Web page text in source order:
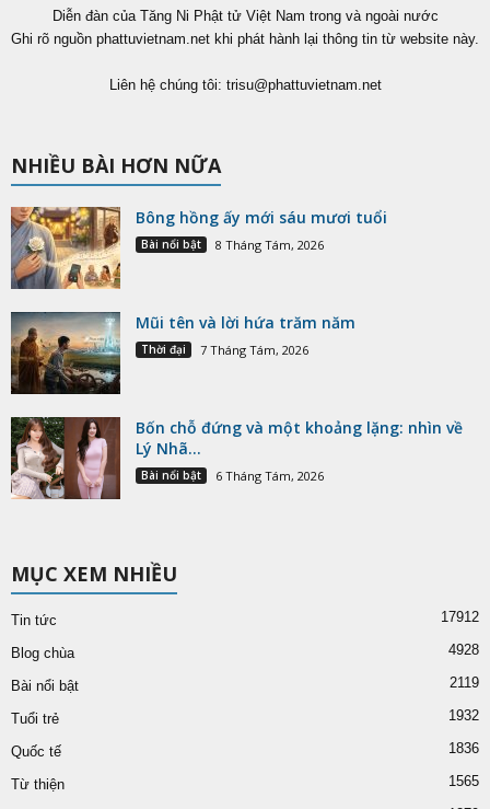
Diễn đàn của Tăng Ni Phật tử Việt Nam trong và ngoài nước
Ghi rõ nguồn phattuvietnam.net khi phát hành lại thông tin từ website này.
Liên hệ chúng tôi: trisu@phattuvietnam.net
NHIỀU BÀI HƠN NỮA
Bông hồng ấy mới sáu mươi tuổi
Bài nổi bật 8 Tháng Tám, 2026
Mũi tên và lời hứa trăm năm
Thời đại 7 Tháng Tám, 2026
Bốn chỗ đứng và một khoảng lặng: nhìn về
Lý Nhã...
Bài nổi bật 6 Tháng Tám, 2026
MỤC XEM NHIỀU
Tin tức 17912
Blog chùa 4928
Bài nổi bật 2119
Tuổi trẻ 1932
Quốc tế 1836
Từ thiện 1565